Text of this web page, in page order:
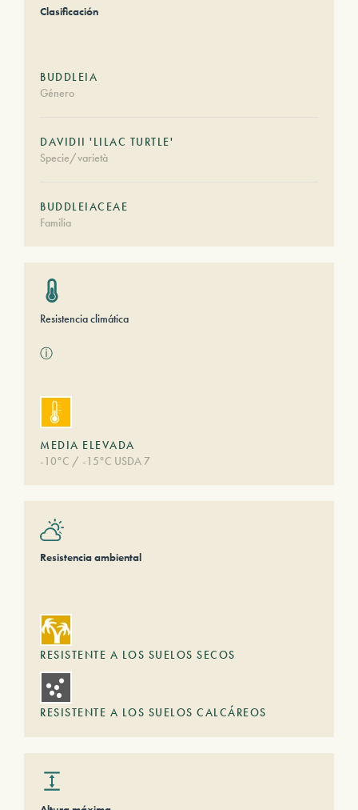
Clasificación
BUDDLEIA
Género
DAVIDII 'LILAC TURTLE'
Specie/varietà
BUDDLEIACEAE
Familia
Resistencia climática
ⓘ
MEDIA ELEVADA
-10°C / -15°C USDA 7
Resistencia ambiental
RESISTENTE A LOS SUELOS SECOS
RESISTENTE A LOS SUELOS CALCÁREOS